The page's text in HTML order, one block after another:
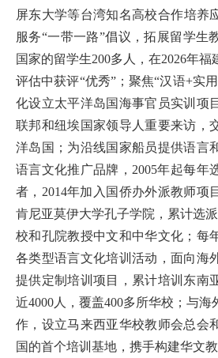
屏东大学等台湾知名高校合作培养
服务“一带一路”倡议，拓展留学生
国家的留学生200多人
，在2026年福
评估中获评“优秀”；聚焦“汉语+实
化设立太平洋岛国海事官员实训项
联邦和纽埃国家领导人重要来访，
洋岛国；为沿线国家船员提供语言
语言文化推广品牌， 2005年起每年
者，2014年加入国侨办外派教师项
肯尼亚莫伊大学孔子学院， 累计选派
校和孔院教授中文和中华文化 ； 每
各类型语言文化培训活动，面向海
提供定制培训项目，累计培训东南
近4000人，覆盖400多所华校； 与海
作，设立马来西亚华校教师会总会
国的首个培训基地，携手构建华文教